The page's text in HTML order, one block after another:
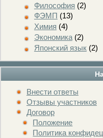
Философия (2)
ФЭМП (13)
Химия (4)
Экономика(2)
Японский язык(2)
Внести ответы
Отзывы участников
Договор
Положение
Политика